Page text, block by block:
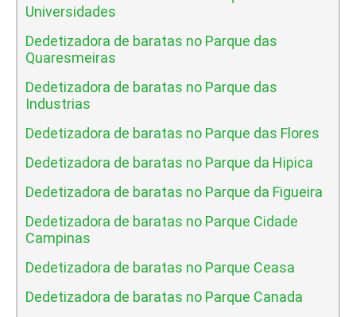
Universidades
Dedetizadora de baratas no Parque das
Quaresmeiras
Dedetizadora de baratas no Parque das
Industrias
Dedetizadora de baratas no Parque das Flores
Dedetizadora de baratas no Parque da Hipica
Dedetizadora de baratas no Parque da Figueira
Dedetizadora de baratas no Parque Cidade
Campinas
Dedetizadora de baratas no Parque Ceasa
Dedetizadora de baratas no Parque Canada